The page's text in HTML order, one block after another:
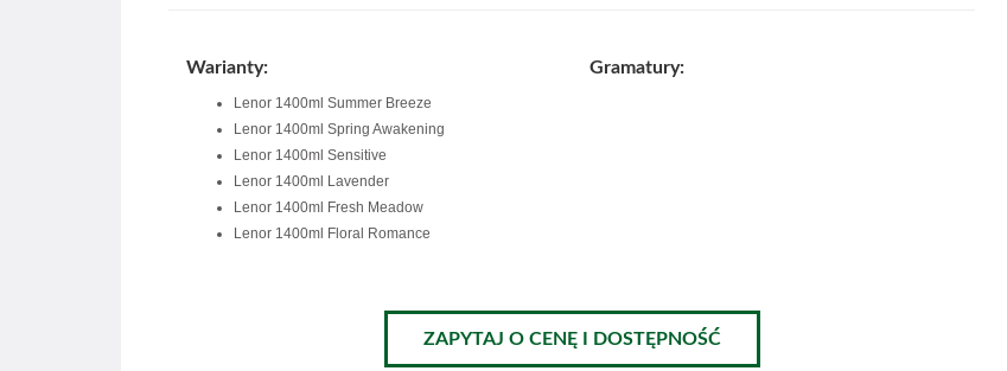
Warianty:
Lenor 1400ml Summer Breeze
Lenor 1400ml Spring Awakening
Lenor 1400ml Sensitive
Lenor 1400ml Lavender
Lenor 1400ml Fresh Meadow
Lenor 1400ml Floral Romance
Gramatury:
ZAPYTAJ O CENĘ I DOSTĘPNOŚĆ